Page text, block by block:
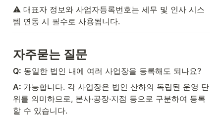
⚠️ 대표자 정보와 사업자등록번호는 세무 및 인사 시스
템 연동 시 필수로 사용됩니다.
자주묻는 질문
Q: 동일한 법인 내에 여러 사업장을 등록해도 되나요?
A: 가능합니다. 각 사업장은 법인 산하의 독립된 운영 단
위를 의미하므로, 본사·공장·지점 등으로 구분하여 등록
할 수 있습니다.